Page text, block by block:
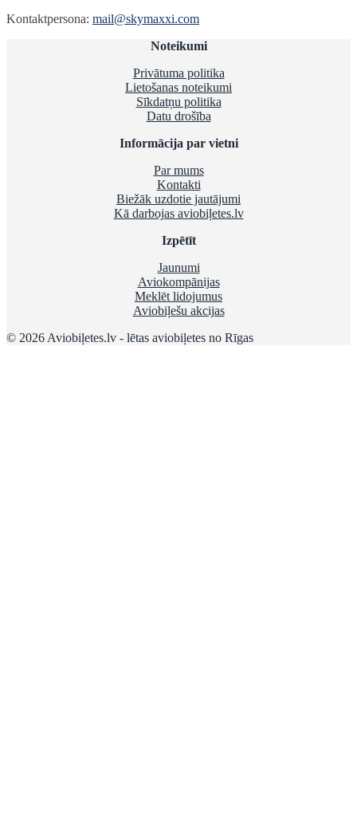
Kontaktpersona: mail@skymaxxi.com
Noteikumi
Privātuma politika
Lietošanas noteikumi
Sīkdatņu politika
Datu drošība
Informācija par vietni
Par mums
Kontakti
Biežāk uzdotie jautājumi
Kā darbojas aviobiļetes.lv
Izpētīt
Jaunumi
Aviokompānijas
Meklēt lidojumus
Aviobiļešu akcijas
© 2026 Aviobiļetes.lv - lētas aviobiļetes no Rīgas